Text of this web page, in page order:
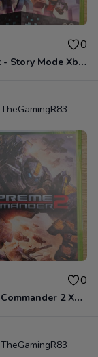
0
Minecraft - Story Mode Xbox 360
TheGamingR83
0
Supreme Commander 2 Xbox 360
TheGamingR83